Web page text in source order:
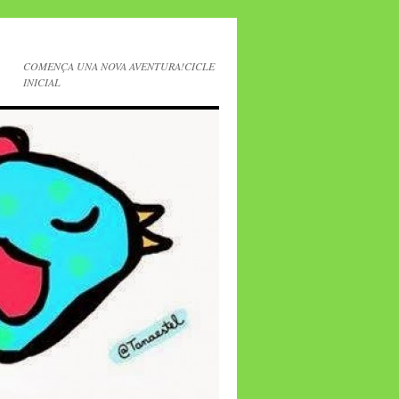
COMENÇA UNA NOVA AVENTURA!CICLE
INICIAL